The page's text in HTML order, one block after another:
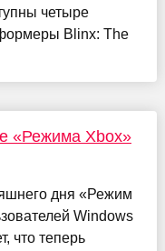
четыре
Blinx: The
«Режима Xbox»
дня «Режим
Windows
что теперь